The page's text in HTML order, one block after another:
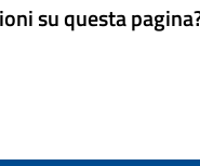
su questa